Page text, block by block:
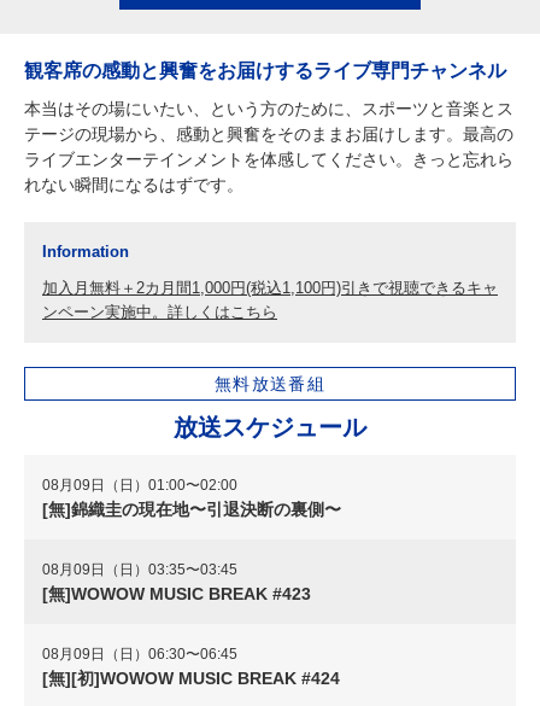
観客席の感動と興奮をお届けするライブ専門チャンネル
本当はその場にいたい、という方のために、スポーツと音楽とス
テージの現場から、感動と興奮をそのままお届けします。最高の
ライブエンターテインメントを体感してください。きっと忘れら
れない瞬間になるはずです。
Information
加入月無料＋2カ月間1,000円(税込1,100円)引きで視聴できるキャ
ンペーン実施中。詳しくはこちら
無料放送番組
放送スケジュール
08月09日（日）01:00〜02:00
[無]錦織圭の現在地〜引退決断の裏側〜
08月09日（日）03:35〜03:45
[無]WOWOW MUSIC BREAK #423
08月09日（日）06:30〜06:45
[無][初]WOWOW MUSIC BREAK #424